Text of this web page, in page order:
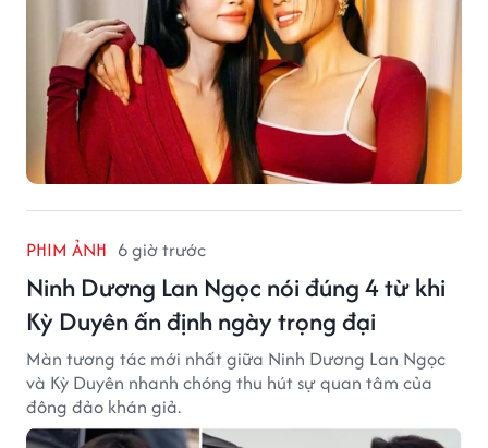
PHIM ẢNH 6 giờ trước
Ninh Dương Lan Ngọc nói đúng 4 từ khi
Kỳ Duyên ấn định ngày trọng đại
Màn tương tác mới nhất giữa Ninh Dương Lan Ngọc
và Kỳ Duyên nhanh chóng thu hút sự quan tâm của
đông đảo khán giả.